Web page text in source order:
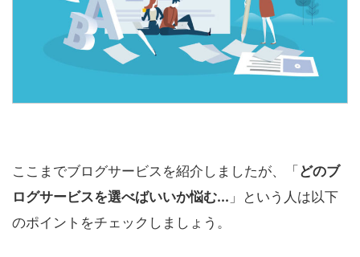
ここまでブログサービスを紹介しましたが、「どのブ
ログサービスを選べばいいか悩む... 」という人は以下
のポイントをチェックしましょう。